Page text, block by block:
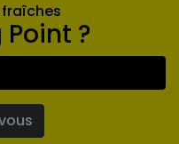
fraîches
?